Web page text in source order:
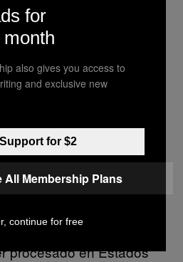
con un tweet en
mexicano y
involucrada en la
Loretta Lynch
en donde se refería a
«una victoria» para
y Estados Unidos.
comenzaron a
vez, el Chapo sería
procesado en Estados
for
also gives you access to
and exclusive new
Support for $2
All Membership Plans
continue for free